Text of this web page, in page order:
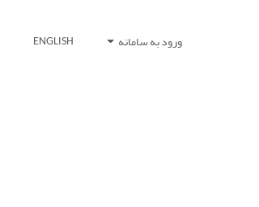
ورود به سامانه ENGLISH